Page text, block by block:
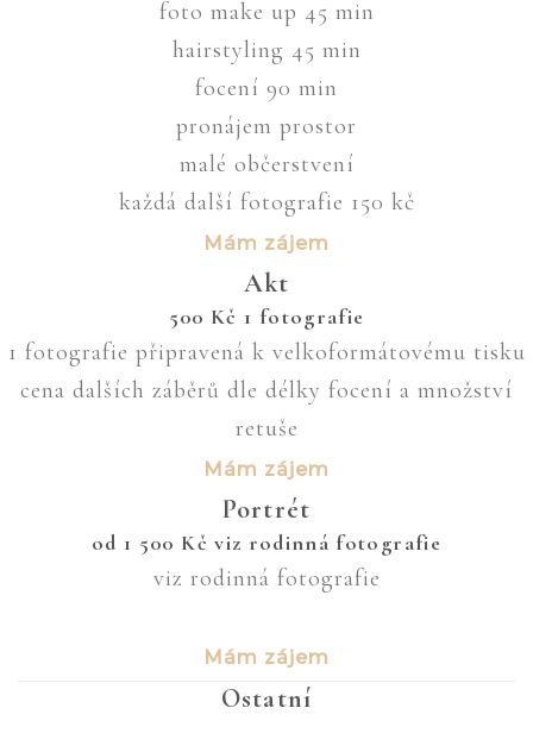
foto make up 45 min
hairstyling 45 min
focení 90 min
pronájem prostor
malé občerstvení
každá další fotografie 150 kč
Mám zájem
Akt
500 Kč 1 fotografie
1 fotografie připravená k velkoformátovému tisku
cena dalších záběrů dle délky focení a množství
retuše
Mám zájem
Portrét
od 1 500 Kč viz rodinná fotografie
viz rodinná fotografie
Mám zájem
Ostatní